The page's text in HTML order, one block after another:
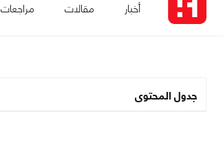
أخبار مقالات مراجعات
جدول المحتوى